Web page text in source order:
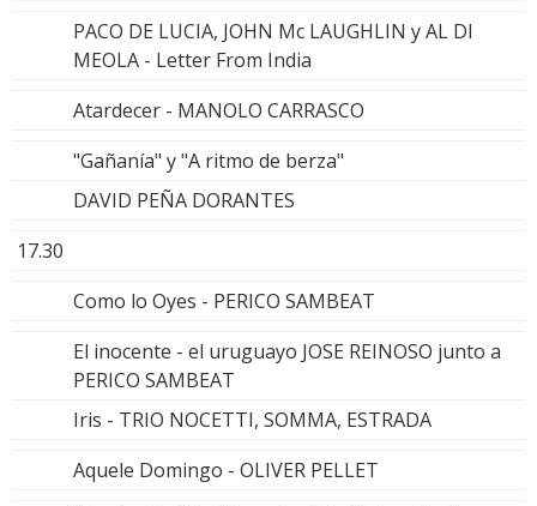
PACO DE LUCIA, JOHN Mc LAUGHLIN y AL DI
MEOLA - Letter From India
Atardecer - MANOLO CARRASCO
"Gañanía" y "A ritmo de berza"
DAVID PEÑA DORANTES
17.30
Como lo Oyes - PERICO SAMBEAT
El inocente - el uruguayo JOSE REINOSO junto a
PERICO SAMBEAT
Iris - TRIO NOCETTI, SOMMA, ESTRADA
Aquele Domingo - OLIVER PELLET